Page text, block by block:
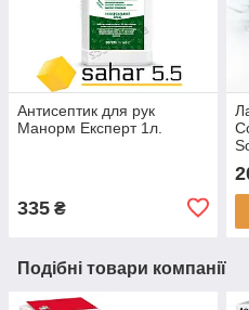
Антисептик для рук
Манорм Експерт 1л.
335 ₴
Подібні товари компанії